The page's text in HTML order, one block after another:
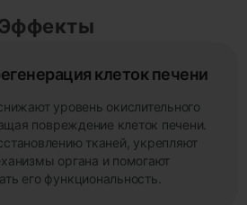
клеток печени
уровень окислительного
повреждение клеток печени.
тканей, укрепляют
органа и помогают
его функциональность.